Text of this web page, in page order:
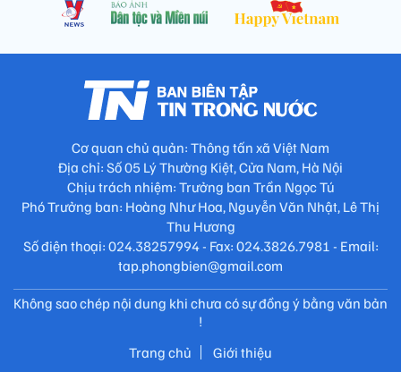
Cơ quan chủ quản: Thông tấn xã Việt Nam
Địa chỉ: Số 05 Lý Thường Kiệt, Cửa Nam, Hà Nội
Chịu trách nhiệm: Trưởng ban Trần Ngọc Tú
Phó Trưởng ban: Hoàng Như Hoa, Nguyễn Văn Nhật, Lê Thị
Thu Hương
Số điện thoại: 024.38257994 - Fax: 024.3826.7981 - Email:
tap.phongbien@gmail.com
Không sao chép nội dung khi chưa có sự đồng ý bằng văn bản
!
Trang chủ
Giới thiệu